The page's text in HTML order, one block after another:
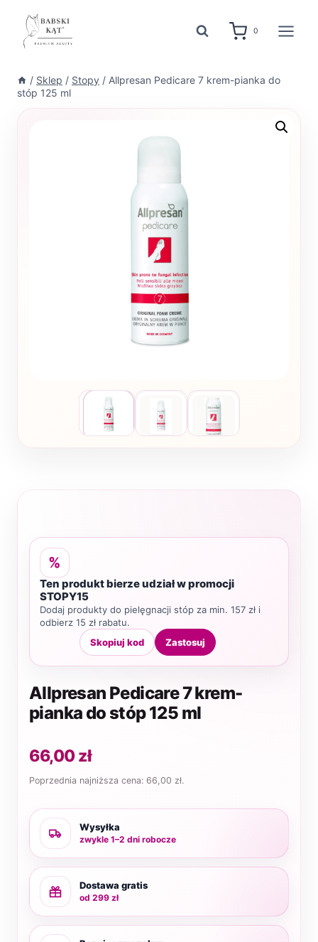
treści
0
/ Sklep / Stopy / Allpresan Pedicare 7 krem-pianka do
stóp 125 ml
Allpresan Pedicare 7 krem-
pianka do stóp 125 ml
66,00zł
Poprzednia najniższa cena: 66,00 zł.
Wysyłka
zwykle 1–2 dni robocze
Dostawa gratis
od 299 zł
%
Ten produkt bierze udział w promocji
STOPY15
Dodaj produkty do pielęgnacji stóp za min. 157 zł i
odbierz 15 zł rabatu.
Skopiuj kod
Zastosuj